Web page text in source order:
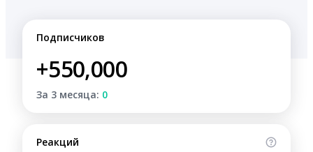
Подписчиков
+550,000
За 3 месяца: 0
Реакций